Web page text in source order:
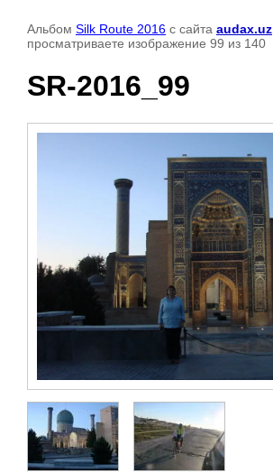
Альбом Silk Route 2016 с сайта audax.uz
просматриваете изображение 99 из 140
SR-2016_99